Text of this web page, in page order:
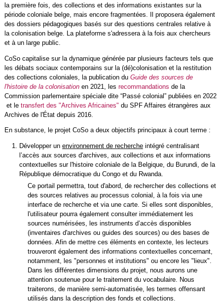
la première fois, des collections et des informations existantes sur la
période coloniale belge, mais encore fragmentées. Il proposera également
des dossiers pédagogiques basés sur des questions centrales relative à
la colonisation belge. La plateforme s'adressera à la fois aux chercheurs
et à un large public.
CoSo capitalise sur la dynamique générée par plusieurs facteurs tels que
les débats sociaux contemporains sur la (dé)colonisation et la restitution
des collections coloniales, la publication du Guide des sources de
l'histoire de la colonisationen 2021, les recommandations de la
Commission parlementaire spéciale dite “Passé colonial” publiées en 2022
et le transfert des "Archives Africaines" du SPF Affaires étrangères aux
Archives de l'État depuis 2016.
En substance, le projet CoSo a deux objectifs principaux à court terme :
Développer un environnement de rechercheintégré centralisant
l’accès aux sources d'archives, aux collections et aux informations
contextuelles sur l'histoire coloniale de la Belgique, du Burundi, de la
République démocratique du Congo et du Rwanda.
Ce portail permettra, tout d'abord, de rechercher des collections et
des sources relatives au processus colonial, à la fois via une
interface de recherche et via une carte. Si elles sont disponibles,
l'utilisateur pourra également consulter immédiatement les
sources numérisées, les instruments d’accès disponibles
(inventaires d'archives ou guides des sources) ou des bases de
données. Afin de mettre ces éléments en contexte, les lecteurs
trouveront également des informations contextuelles concernant,
notamment, les "personnes et institutions" ou encore les "lieux".
Dans les différentes dimensions du projet, nous aurons une
attention soutenue pour le traitement du vocabulaire. Nous
traiterons, de manière semi-automatisée, les termes offensant
utilisés dans la description des fonds et collections.